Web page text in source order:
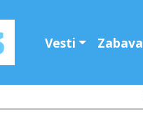
Vesti Zabava